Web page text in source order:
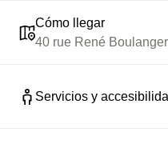
Cómo llegar
40 rue René
Servicios y